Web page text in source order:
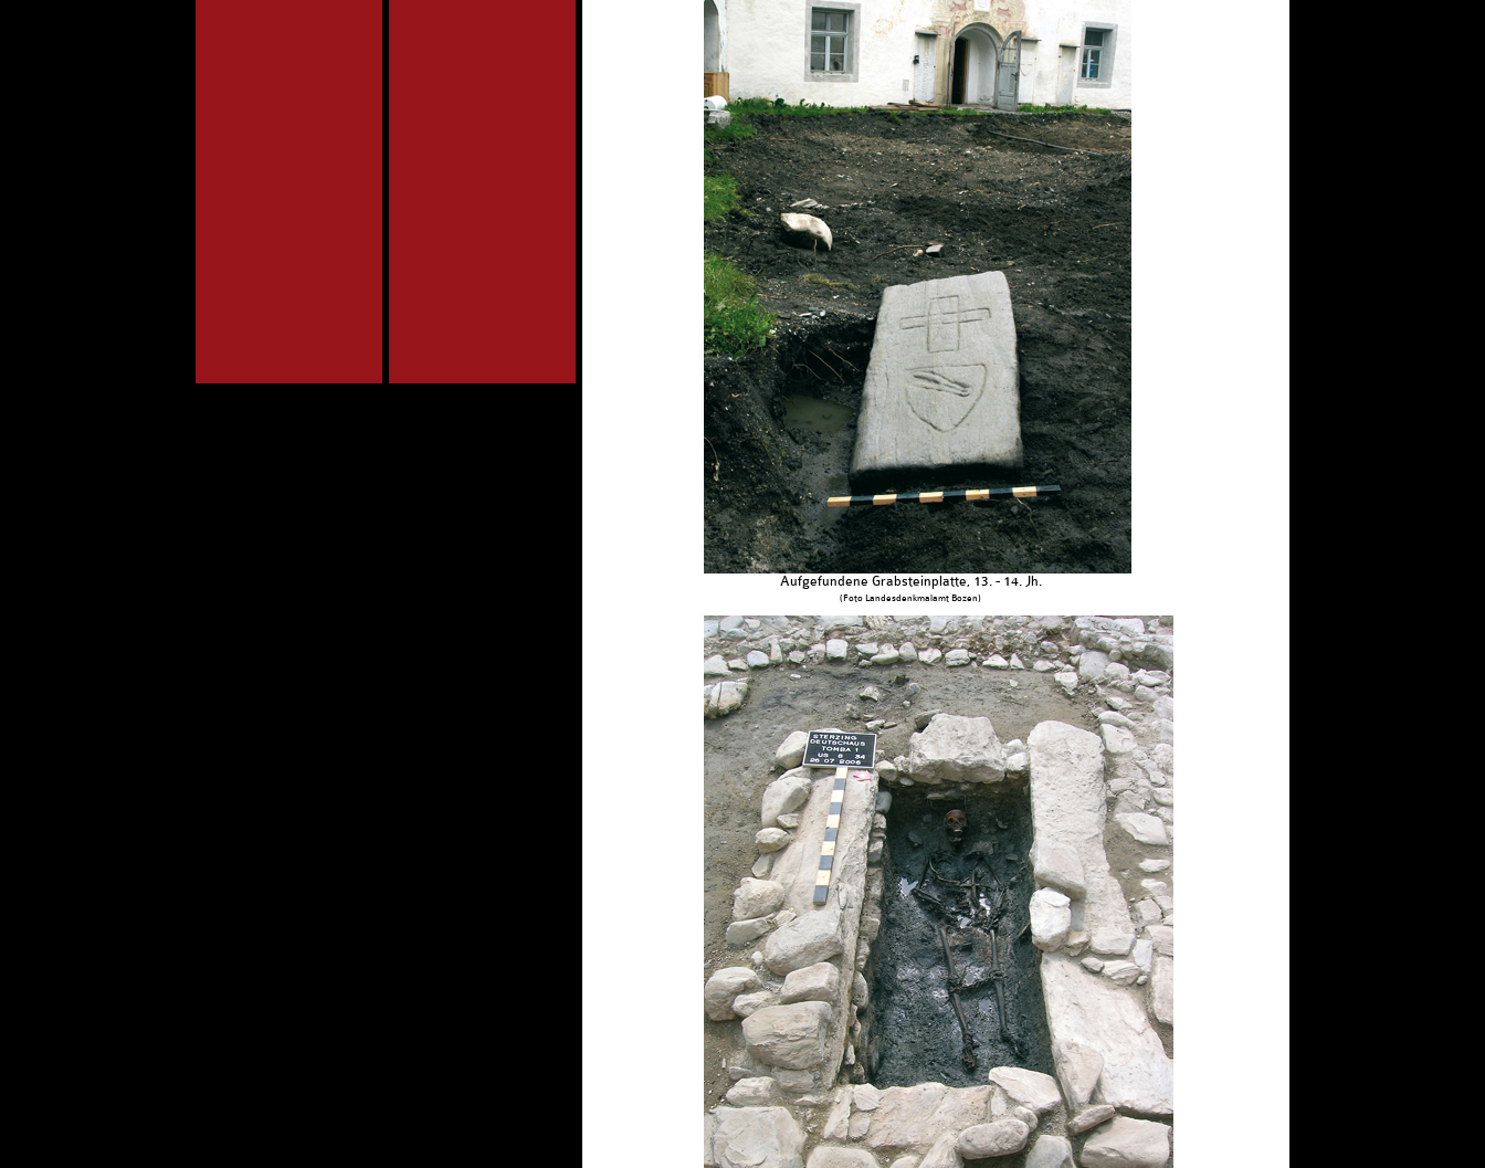
Aufgefundene Grabsteinplatte, 13. - 14. Jh.
(Foto Landesdenkmalamt Bozen)